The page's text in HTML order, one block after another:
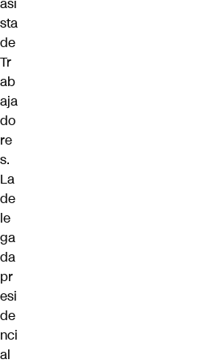
sta
de
Tr
ab
aja
do
re
s.
La
de
le
ga
da
pr
esi
de
nci
al